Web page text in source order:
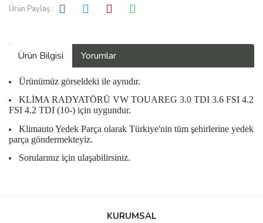
Ürün Paylaş :
Ürün Bilgisi Yorumlar
Ürünümüz görseldeki ile aynıdır.
KLİMA RADYATÖRÜ VW TOUAREG 3.0 TDI 3.6 FSI 4.2
FSI 4.2 TDI (10-) için uygundur.
Klimauto Yedek Parça olarak Türkiye'nin tüm şehirlerine yedek
parça göndermekteyiz.
Sorularınız için ulaşabilirsiniz.
Bu ürüne ilk yorumu siz yapın!
KURUMSAL